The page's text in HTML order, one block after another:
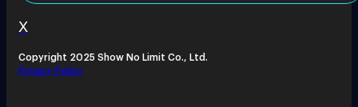
X
Copyright 2025 Show No Limit Co., Ltd.
Privacy Policy